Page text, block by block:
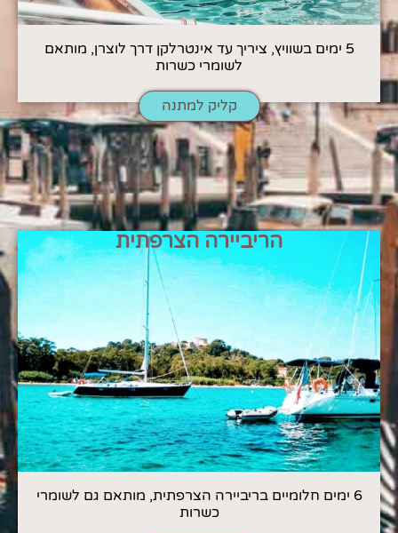
5 ימים בשוויץ, ציריך עד אינטרלקן דרך לוצרן, מותאם
לשומרי כשרות
קליק למתנה
הריביירה הצרפתית
6 ימים חלומיים בריביירה הצרפתית, מותאם גם לשומרי
כשרות